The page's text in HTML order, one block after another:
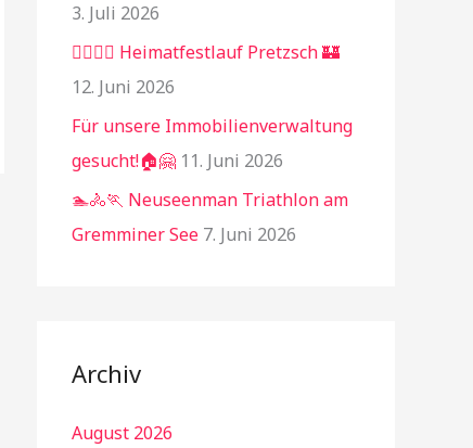
3. Juli 2026
🏃‍♂️🏃‍♀️ Heimatfestlauf Pretzsch 🏰
12. Juni 2026
Für unsere Immobilienverwaltung
gesucht!🏠🤗 11. Juni 2026
🏊🚴🏃 Neuseenman Triathlon am
Gremminer See 7. Juni 2026
Archiv
August 2026